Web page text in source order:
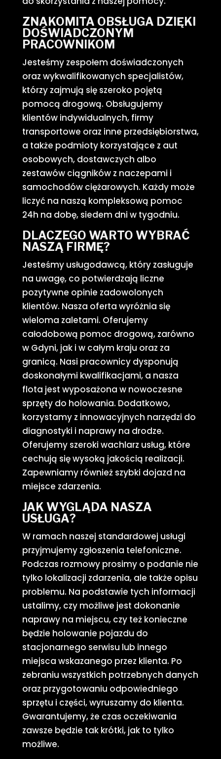
ZNAKOMITA OBSŁUGA DZIĘKI
DOŚWIADCZONYM
PRACOWNIKOM
Jesteśmy zespołem doświadczonych
oraz wykwalifikowanych specjalistów,
którzy zajmują się szeroko pojętą
pomocą drogową. Obsługujemy
klientów indywidualnych, firmy
transportowe oraz inne przedsiębiorstwa,
a także podmioty korzystające z aut
osobowych, dostawczych albo
zestawów ciągników z naczepami i
samochodów ciężarowych. Każdy może
liczyć na naszą kompleksową pomoc
24h na dobę, siedem dni w tygodniu.
DLACZEGO WARTO WYBRAĆ
NASZĄ FIRMĘ?
Jesteśmy usługodawcą, który zasługuje
na uwagę, co potwierdzają liczne
pozytywne opinie zadowolonych
klientów. Nasza oferta wyróżnia się
wieloma zaletami. Oferujemy
całodobową pomoc drogową, zarówno
w Gdyni, jak i w całym kraju oraz za
granicą. Nasi pracownicy dysponują
doskonałymi kwalifikacjami, a nasza
flota jest wyposażona w nowoczesne
sprzęty do holowania. Dodatkowo,
korzystamy z innowacyjnych narzędzi do
diagnostyki i naprawy na drodze.
Oferujemy szeroki wachlarz usług, które
cechują się wysoką jakością realizacji.
Zapewniamy również szybki dojazd na
miejsce zdarzenia.
JAK WYGLĄDA NASZA
USŁUGA?
W ramach naszej standardowej usługi
przyjmujemy zgłoszenia telefoniczne.
Podczas rozmowy prosimy o podanie nie
tylko lokalizacji zdarzenia, ale także opisu
problemu. Na podstawie tych informacji
ustalimy, czy możliwe jest dokonanie
naprawy na miejscu, czy też konieczne
będzie holowanie pojazdu do
stacjonarnego serwisu lub innego
miejsca wskazanego przez klienta. Po
zebraniu wszystkich potrzebnych danych
oraz przygotowaniu odpowiedniego
sprzętu i części, wyruszamy do klienta.
Gwarantujemy, że czas oczekiwania
zawsze będzie tak krótki, jak to tylko
możliwe.